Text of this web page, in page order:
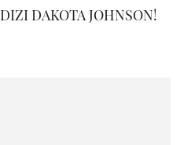
DAKOTA JOHNSON!